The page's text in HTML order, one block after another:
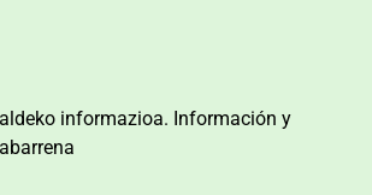
informazioa. Información y